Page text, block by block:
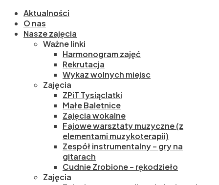
Aktualności
O nas
Nasze zajęcia
Ważne linki
Harmonogram zajęć
Rekrutacja
Wykaz wolnych miejsc
Zajęcia
ZPiT Tysiąclatki
Małe Baletnice
Zajęcia wokalne
Fajowe warsztaty muzyczne (z
elementami muzykoterapii)
Zespół instrumentalny – gry na
gitarach
Cudnie Zrobione – rękodzieło
Zajęcia